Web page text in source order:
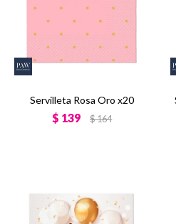
Servilleta Rosa Oro x20
$ 139 $164